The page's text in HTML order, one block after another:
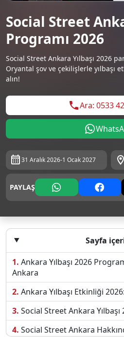
Social Street
Programı 2026
Social Street Ankara Yılbaşı 2026
Oryantal şov ve çekilişlerle yılbaşı
alın!
Ara: 0533
31 Aralık 2026-1 Ocak 2027
PAYLAŞ
Sayfa
Ankara Yılbaşı 2026
Ankara
Ankara Yılbaşı Etkinliği
Social Street Ankara
Social Street Ankara